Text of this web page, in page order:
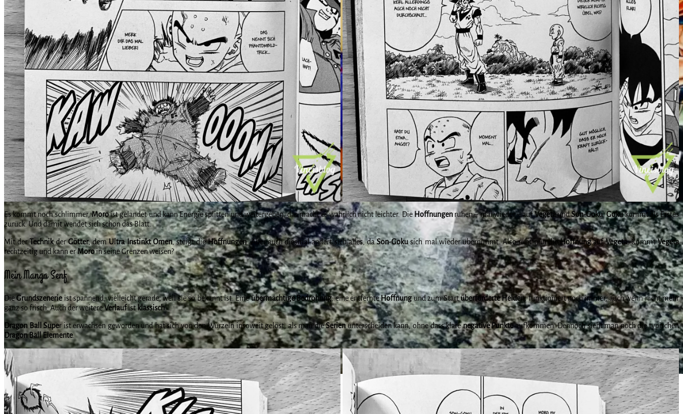
Es kommt noch schlimmer,Moroist gelandet und kann Energie splitten und weitergeben, das macht es wahrlich nicht leichter. Die Hoffnungenruhen – mal wieder – aufVegetaundSon-Goku.Gokukommt als Erstes
zurück. Und damit wendet sich schon das Blatt.
Mit derTechnikderGötter, demUltra Instinkt Omen, steigt dieHoffnungen. Aber auch diesmal ändert sich alles, daSon-Gokusich mal wieder übernimmt. Also ruht nun dieHoffnungaufVegeta. KommtVegeta
rechtzeitig und kann erMoroin seine Grenzen weisen?
Mein Manga Senf
DieGrundszenerieist spannend, vielleicht gerade, weil sie so bekannt ist. Eineübermächtige Bedrohung, eine entfernteHoffnungund zum Startüberforderte Helden, funktioniert noch immer, auch wenn nicht mehr
ganz so frisch. Auch der weitereVerlaufist klassisch.
Dragon Ball Super ist erwachsen geworden und hat sich von den Wurzeln insoweit gelöst, als man dieSerienunterscheiden kann, ohne dass klarenegative Punkteaufkommen. Dennoch sieht man noch die typischen
Dragon Ball Elemente.